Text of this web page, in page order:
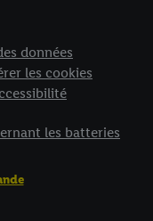
données
les cookies
les batteries